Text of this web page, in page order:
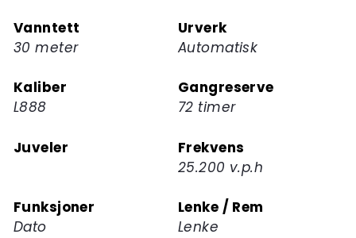
Vanntett
30 meter
Urverk
Automatisk
Kaliber
L888
Gangreserve
72 timer
Juveler
Frekvens
25.200 v.p.h
Funksjoner
Dato
Lenke / Rem
Lenke